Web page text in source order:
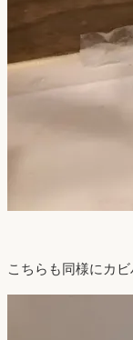
こちらも同様にカビ